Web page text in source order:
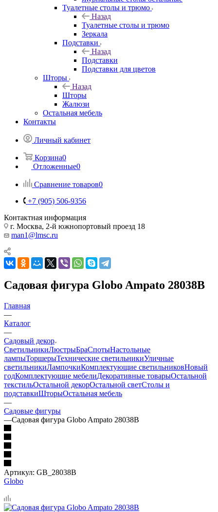
Туалетные столы и трюмо
Назад
Туалетные столы и трюмо
Зеркала
Подставки
Назад
Подставки
Подставки для цветов
Шторы
Назад
Шторы
Жалюзи
Остальная мебель
Контакты
Личный кабинет
Корзина0
Отложенные0
Сравнение товаров0
+7 (905) 506-9356
Контактная информация
г. Москва, 2-й южнопортовый проезд 18
man1@lmsc.ru
Садовая фигура Globo Ampato 28038B
Главная
—
Каталог
—
Садовый декор
СветильникиЛюстрыБраСпотыНастольные
лампыТоршерыТехнические светильникиУличные
светильникиЛампочкиКомплектующие светильниковНовый
годКомплектующие мебелиДекоративные товарыОстальной
текстильОстальной декорОстальной светСтолы и
подставкиШторыОстальная мебель
—
Садовые фигуры
—Садовая фигура Globo Ampato 28038B
Артикул: GB_28038B
Globo